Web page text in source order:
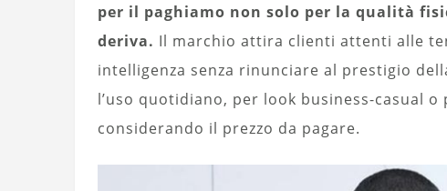
per il paghiamo non solo per la qualità
deriva. Il marchio attira clienti attenti alle
intelligenza senza rinunciare al prestigio
l’uso quotidiano, per look business-casual
considerando il prezzo da pagare.